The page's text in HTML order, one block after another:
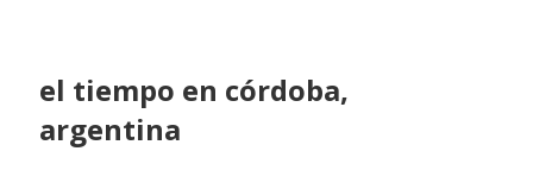
el tiempo en córdoba,
argentina